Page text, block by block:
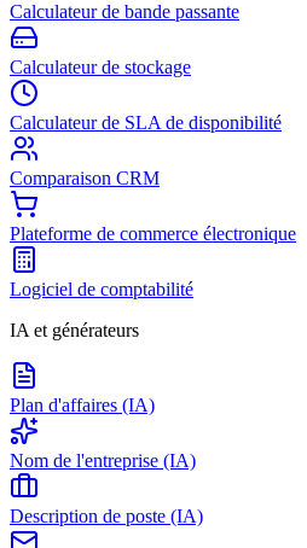
Calculateur de bande passante
Calculateur de stockage
Calculateur de SLA de disponibilité
Comparaison CRM
Plateforme de commerce électronique
Logiciel de comptabilité
IA et générateurs
Plan d'affaires (IA)
Nom de l'entreprise (IA)
Description de poste (IA)